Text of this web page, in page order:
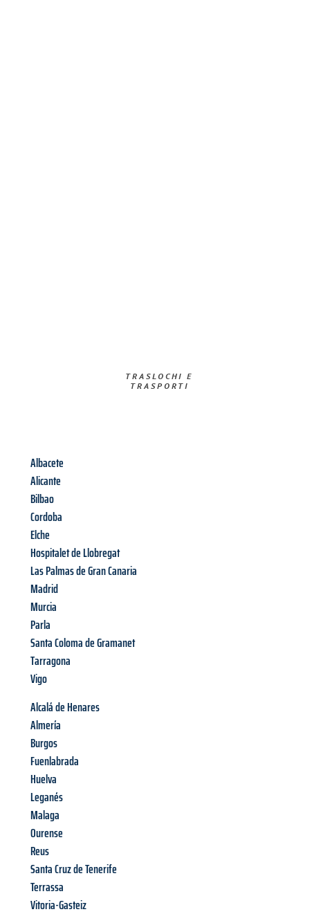
TRASLOCHI E
TRASPORTI​
Albacete
Alicante
Bilbao
Cordoba
Elche
Hospitalet de Llobregat
Las Palmas de Gran Canaria
Madrid
Murcia
Parla
Santa Coloma de Gramanet
Tarragona
Vigo
Alcalá de Henares
Almería
Burgos
Fuenlabrada
Huelva
Leganés
Malaga
Ourense
Reus
Santa Cruz de Tenerife
Terrassa
Vitoria-Gasteiz